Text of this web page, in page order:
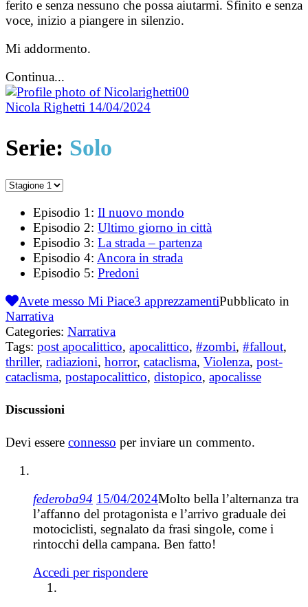
ferito e senza nessuno che possa aiutarmi. Sfinito e senza
voce, inizio a piangere in silenzio.
Mi addormento.
Continua...
Nicola Righetti 14/04/2024
Serie: Solo
Episodio 1: Il nuovo mondo
Episodio 2: Ultimo giorno in città
Episodio 3: La strada – partenza
Episodio 4: Ancora in strada
Episodio 5: Predoni
Avete messo Mi Piace3 apprezzamentiPubblicato in
Narrativa
Categories: Narrativa
Tags: post apocalittico, apocalittico, #zombi, #fallout,
thriller, radiazioni, horror, cataclisma, Violenza, post-
cataclisma, postapocalittico, distopico, apocalisse
Discussioni
Devi essere connesso per inviare un commento.
federoba94 15/04/2024Molto bella l’alternanza tra
l’affanno del protagonista e l’arrivo graduale dei
motociclisti, segnalato da frasi singole, come i
rintocchi della campana. Ben fatto!
Accedi per rispondere